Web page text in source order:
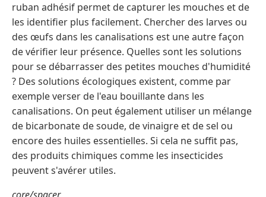
ruban adhésif permet de capturer les mouches et de
les identifier plus facilement. Chercher des larves ou
des œufs dans les canalisations est une autre façon
de vérifier leur présence. Quelles sont les solutions
pour se débarrasser des petites mouches d'humidité
? Des solutions écologiques existent, comme par
exemple verser de l'eau bouillante dans les
canalisations. On peut également utiliser un mélange
de bicarbonate de soude, de vinaigre et de sel ou
encore des huiles essentielles. Si cela ne suffit pas,
des produits chimiques comme les insecticides
peuvent s'avérer utiles.